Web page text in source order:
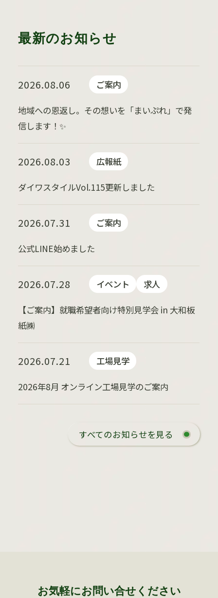
最新のお知らせ
2026.08.06 ご案内
地域への恩返し。その想いを「まいぷれ」で発
信します！✨
2026.08.03 広報紙
ダイワスタイルVol.115更新しました
2026.07.31 ご案内
公式LINE始めました
2026.07.28 イベント 求人
【ご案内】就職希望者向け特別見学会 in 大和板
紙㈱
2026.07.21 工場見学
2026年8月 オンライン工場見学のご案内
すべてのお知らせを見る
お気軽にお問い合せください